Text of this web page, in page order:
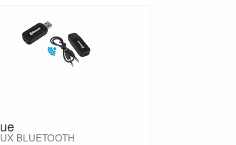
BLUETOOTH